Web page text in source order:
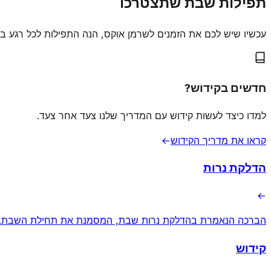
עכשיו שיש לכם את הזמנים לשרמן אוקס, הנה התפילות לכל רגע
חדשים בקידוש?
למדו כיצד לעשות קידוש עם המדריך שלנו צעד אחר צעד.
קראו את מדריך הקידוש→
הדלקת נרות
→
הברכה הנאמרת בהדלקת נרות שבת, המסמנת את תחילת
קידוש